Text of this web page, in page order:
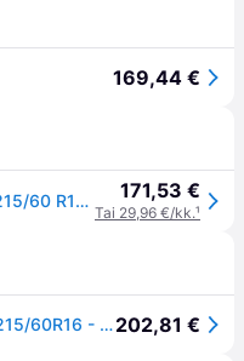
169,44 €
Continental AllSeasonContact 2 ( 215/60 R16 99V XL EVc ) 171,53 €
Tai 29,96 €/kk.¹
Continental AllSeasonContact 2 - 215/60R16 - Kesärenkaat202,81 €